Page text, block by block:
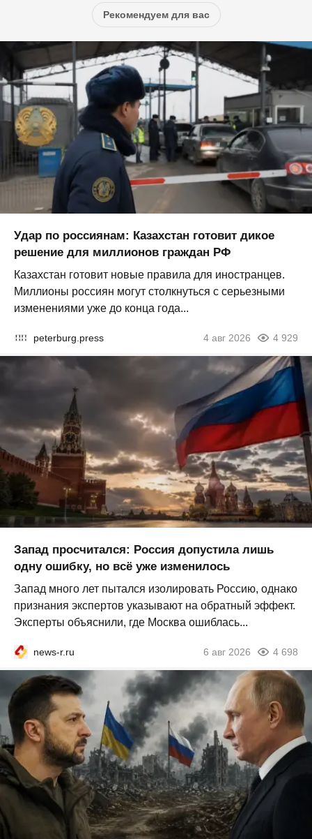
Рекомендуем для вас
Удар по россиянам: Казахстан готовит дикое
решение для миллионов граждан РФ
Казахстан готовит новые правила для иностранцев.
Миллионы россиян могут столкнуться с серьезными
изменениями уже до конца года...
peterburg.press 4 авг 2026 4 929
Запад просчитался: Россия допустила лишь
одну ошибку, но всё уже изменилось
Запад много лет пытался изолировать Россию, однако
признания экспертов указывают на обратный эффект.
Эксперты объяснили, где Москва ошиблась...
news-r.ru 6 авг 2026 4 698